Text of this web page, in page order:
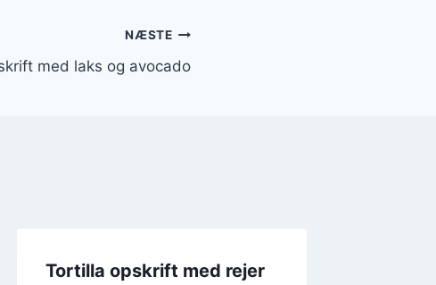
NÆSTE
med laks og avocado
Tortilla opskrift med rejer